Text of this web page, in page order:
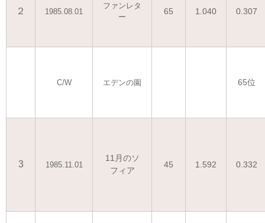
２ 1985.08.01
ファンレタ
ー
65 1.040 0.307
C/W エデンの園 65位
3 1985.11.01
11月のソ
フィア
45 1.592 0.332